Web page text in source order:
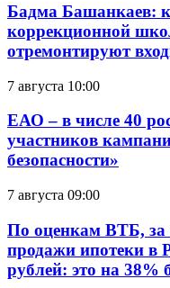
Бадма Башанкаев: к
коррекционной
отремонтируют
7 августа 10:00
ЕАО – в числе 40
участников
безопасности»
7 августа 09:00
По оценкам ВТБ, за
продажи ипотеки в
рублей: это на 38%